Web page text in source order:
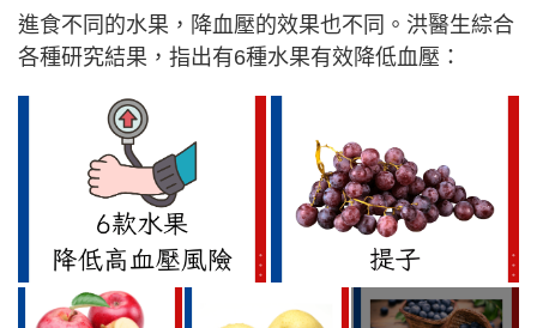
進食不同的水果，降血壓的效果也不同。洪醫生綜合
各種研究結果，指出有6種水果有效降低血壓：